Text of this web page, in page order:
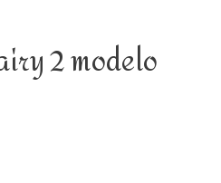
2 modelo